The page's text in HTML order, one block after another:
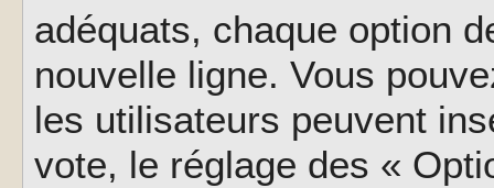
adéquats, chaque option
nouvelle ligne. Vous
les utilisateurs peuvent
vote, le réglage des «